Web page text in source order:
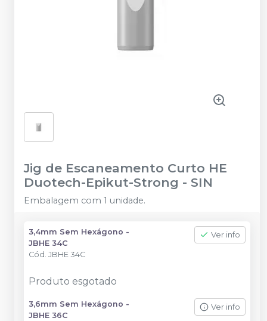
Jig de Escaneamento Curto HE
Duotech-Epikut-Strong - SIN
Embalagem com 1 unidade.
3,4mm Sem Hexágono -
JBHE 34C
Cód. JBHE 34C
Ver info
Produto esgotado
3,6mm Sem Hexágono -
JBHE 36C
Ver info